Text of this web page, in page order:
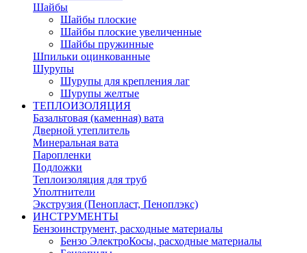
Шайбы
Шайбы плоские
Шайбы плоские увеличенные
Шайбы пружинные
Шпильки оцинкованные
Шурупы
Шурупы для крепления лаг
Шурупы желтые
ТЕПЛОИЗОЛЯЦИЯ
Базальтовая (каменная) вата
Дверной утеплитель
Минеральная вата
Паропленки
Подложки
Теплоизоляция для труб
Уполтнители
Экструзия (Пенопласт, Пеноплэкс)
ИНСТРУМЕНТЫ
Бензоинструмент, расходные материалы
Бензо ЭлектроКосы, расходные материалы